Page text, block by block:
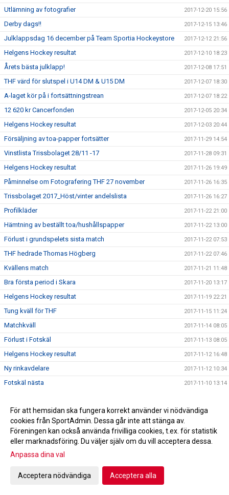
Utlämning av fotografier 2017-12-20 15:56
Derby dags!! 2017-12-15 13:46
Julklappsdag 16 december på Team Sportia Hockeystore 2017-12-12 21:56
Helgens Hockey resultat 2017-12-10 18:23
Årets bästa julklapp! 2017-12-08 17:51
THF värd för slutspel i U14 DM & U15 DM 2017-12-07 18:30
A-laget kör på i fortsättningstrean 2017-12-07 18:22
12 620 kr Cancerfonden 2017-12-05 20:34
Helgens Hockey resultat 2017-12-03 20:44
Försäljning av toa-papper fortsätter 2017-11-29 14:54
Vinstlista Trissbolaget 28/11 -17 2017-11-28 09:31
Helgens Hockey resultat 2017-11-26 19:49
Påminnelse om Fotografering THF 27 november 2017-11-26 16:35
Trissbolaget 2017_Höst/vinter andelslista 2017-11-26 16:27
Profilkläder 2017-11-22 21:00
Hämtning av beställt toa/hushållspapper 2017-11-22 13:00
Förlust i grundspelets sista match 2017-11-22 07:53
THF hedrade Thomas Högberg 2017-11-22 07:46
Kvällens match 2017-11-21 11:48
Bra första period i Skara 2017-11-20 13:17
Helgens Hockey resultat 2017-11-19 22:21
Tung kväll för THF 2017-11-15 11:24
Matchkväll 2017-11-14 08:05
Förlust i Fotskäl 2017-11-13 08:05
Helgens Hockey resultat 2017-11-12 16:48
Ny rinkavdelare 2017-11-12 10:34
Fotskäl nästa 2017-11-10 13:14
THF studsade tillbaka 2017-11-06 07:52
Helgens Hockey resultat
Derby fredag ! 2017-11-03 13:38
Fotografering 27/11
För att hemsidan ska fungera korrekt använder vi nödvändiga
cookies från SportAdmin. Dessa går inte att stänga av.
Föreningen kan också använda frivilliga cookies, t.ex. för statistik
eller marknadsföring. Du väljer själv om du vill acceptera dessa.
Anpassa dina val
Acceptera nödvändiga Acceptera alla